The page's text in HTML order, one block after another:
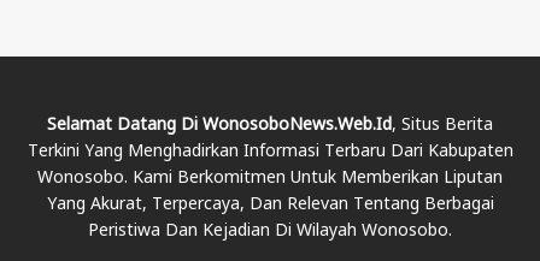
Selamat Datang Di WonosoboNews.web.id, Situs Berita
Terkini Yang Menghadirkan Informasi Terbaru Dari Kabupaten
Wonosobo. Kami Berkomitmen Untuk Memberikan Liputan
Yang Akurat, Terpercaya, Dan Relevan Tentang Berbagai
Peristiwa Dan Kejadian Di Wilayah Wonosobo.